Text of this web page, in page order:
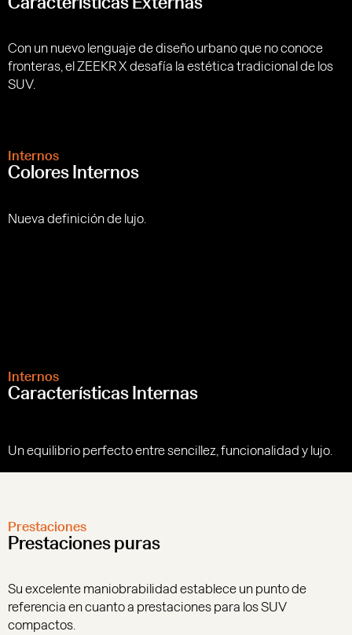
Con un nuevo lenguaje de diseño urbano que no conoce
fronteras, el ZEEKR X desafía la estética tradicional de los
SUV.
Internos
Colores Internos
Nueva definición de lujo.
Internos
Características Internas
Un equilibrio perfecto entre sencillez, funcionalidad y lujo.
Prestaciones
Prestaciones puras
Su excelente maniobrabilidad establece un punto de
referencia en cuanto a prestaciones para los SUV
compactos.